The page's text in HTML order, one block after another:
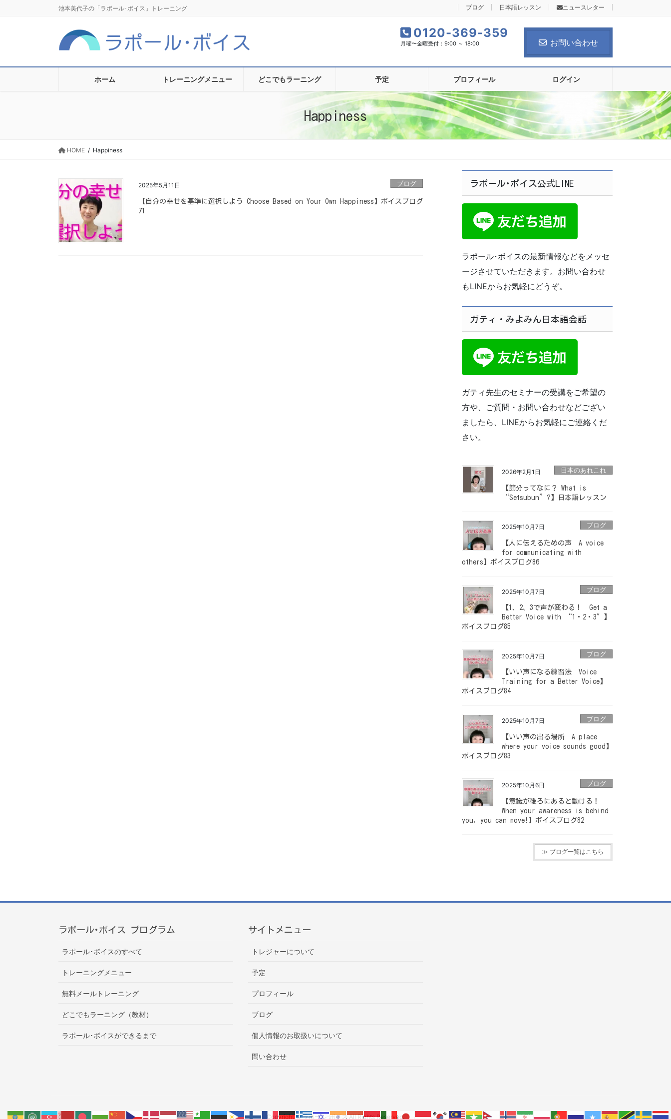
に
ョ
池本美代子の「ラポール･ボイス」トレーニング ブログ 日本語レッスン ニュースレター
0120-369-359
月曜〜金曜受付：9:00 ～ 18:00 お問い合わせ
ホーム トレーニングメニュー どこでもラーニング 予定 プロフィール ログイン
Happiness
HOME Happiness
2025年5月11日 ブログ
【自分の幸せを基準に選択しよう Choose Based on Your Own Happiness】ボイスブログ
71
ラポール･ボイス公式LINE
ラポール･ボイスの最新情報などをメッセ
ージさせていただきます。お問い合わせ
もLINEからお気軽にどうぞ。
ガティ・みよみん日本語会話
ガティ先生のセミナーの受講をご希望の
方や、ご質問・お問い合わせなどござい
ましたら、LINEからお気軽にご連絡くだ
さい。
2026年2月1日 日本のあれこれ
【節分ってなに？ What is
“Setsubun”?】日本語レッスン
2025年10月7日 ブログ
【人に伝えるための声 A voice
for communicating with
others】ボイスブログ86
2025年10月7日 ブログ
【1、2、3で声が変わる！ Get a
Better Voice with “1・2・3″】
ボイスブログ85
2025年10月7日 ブログ
【いい声になる練習法 Voice
Training for a Better Voice】
ボイスブログ84
2025年10月7日 ブログ
【いい声の出る場所 A place
where your voice sounds good】
ボイスブログ83
2025年10月6日 ブログ
【意識が後ろにあると動ける！
When your awareness is behind
you, you can move!】ボイスブログ82
≫ ブログ一覧はこちら
ラポール･ボイス プログラム
ラポール･ボイスのすべて
トレーニングメニュー
無料メールトレーニング
どこでもラーニング（教材）
ラポール･ボイスができるまで
サイトメニュー
トレジャーについて
予定
プロフィール
ブログ
個人情報のお取扱いについて
問い合わせ
Copyright © ラポール･ボイス All Rights Reserved.